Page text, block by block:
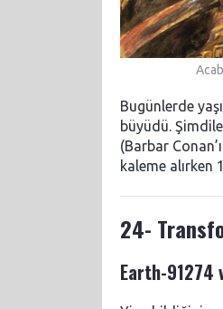
Bugünlerde
büyüdü.
(Barbar
kaleme alırken
24-
Earth-91274